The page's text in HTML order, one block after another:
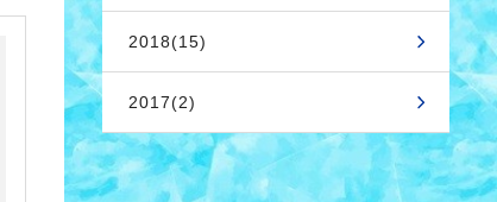
2018(15)
2017(2)